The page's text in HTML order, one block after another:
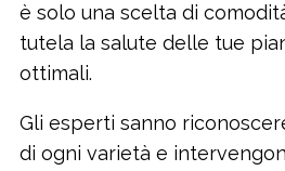
è solo una scelta di
tutela la salute delle tue
ottimali.
Gli esperti sanno
di ogni varietà e